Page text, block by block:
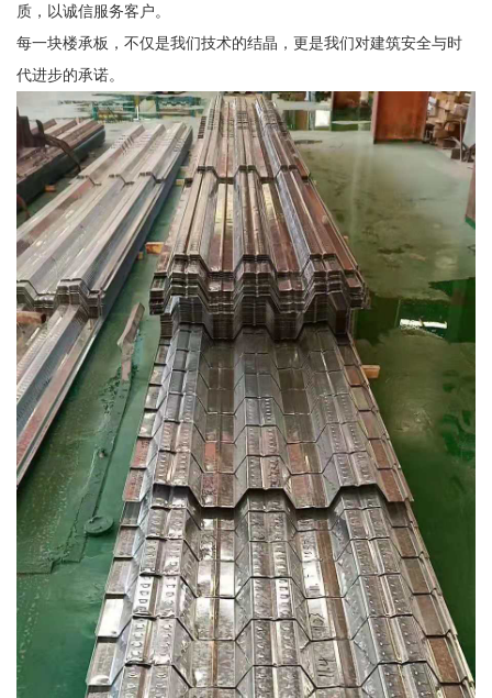
质，以诚信服务客户。
每一块楼承板，不仅是我们技术的结晶，更是我们对建筑安全与时
代进步的承诺。